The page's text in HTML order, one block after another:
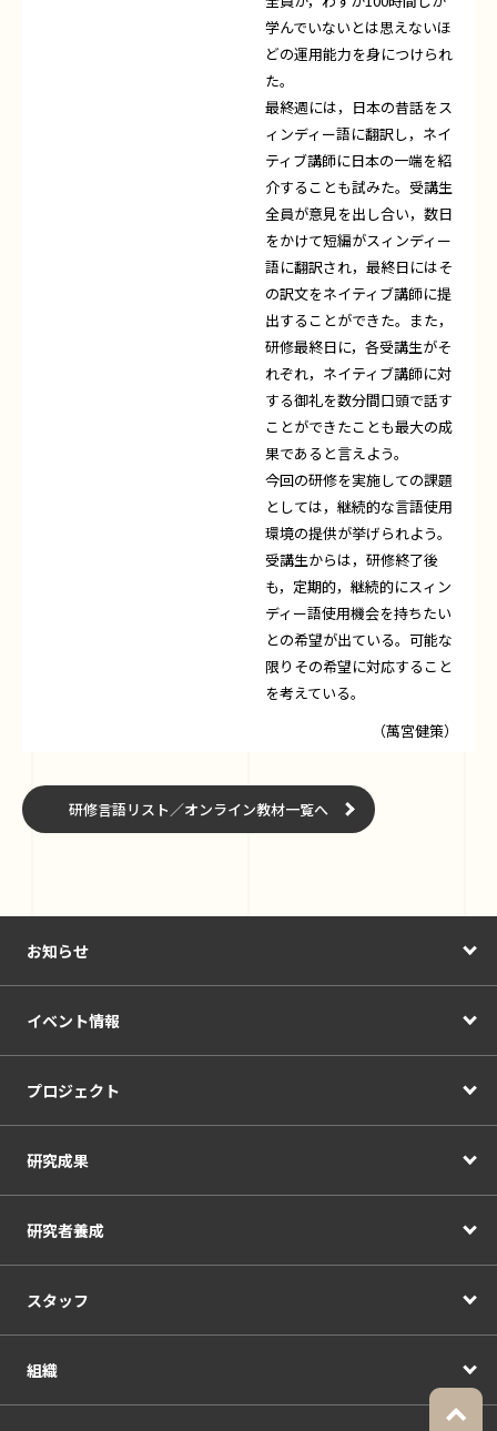
学んでいないとは思えないほ
どの運用能力を身につけられ
た。
最終週には，日本の昔話をス
ィンディー語に翻訳し，ネイ
ティブ講師に日本の一端を紹
介することも試みた。受講生
全員が意見を出し合い，数日
をかけて短編がスィンディー
語に翻訳され，最終日にはそ
の訳文をネイティブ講師に提
出することができた。また，
研修最終日に，各受講生がそ
れぞれ，ネイティブ講師に対
する御礼を数分間口頭で話す
ことができたことも最大の成
果であると言えよう。
今回の研修を実施しての課題
としては，継続的な言語使用
環境の提供が挙げられよう。
受講生からは，研修終了後
も，定期的，継続的にスィン
ディー語使用機会を持ちたい
との希望が出ている。可能な
限りその希望に対応すること
を考えている。
（萬宮健策）
研修言語リスト／オンライン教材一覧へ
お知らせ
イベント情報
プロジェクト
研究成果
研究者養成
スタッフ
組織